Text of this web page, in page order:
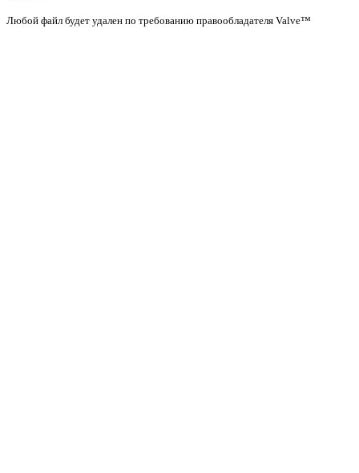
Любой файл будет удален по требованию правообладателя Valve™